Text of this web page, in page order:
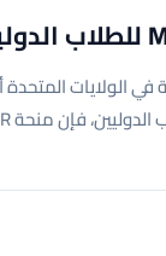
في الولايات